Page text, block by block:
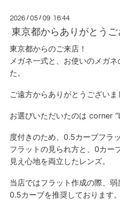
2026 /05 /09 16:44
東京都からありがとうご
東京都からのご来店！
メガネ一式と、お使いのメガ
た。
ご遠方からありがとうございま
お選びいただいたのは corner
度付きのため、0.5カーブフラ
フラットの見られ方と、0カー
見え心地を両立したレンズ。
当店ではフラット作成の際、
0.5カーブを推奨しております。